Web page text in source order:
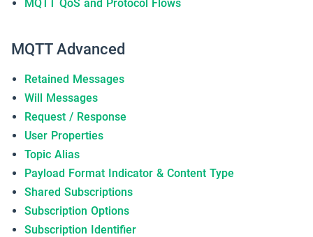
MQTT QoS and Protocol Flows
MQTT Advanced
Retained Messages
Will Messages
Request / Response
User Properties
Topic Alias
Payload Format Indicator & Content Type
Shared Subscriptions
Subscription Options
Subscription Identifier